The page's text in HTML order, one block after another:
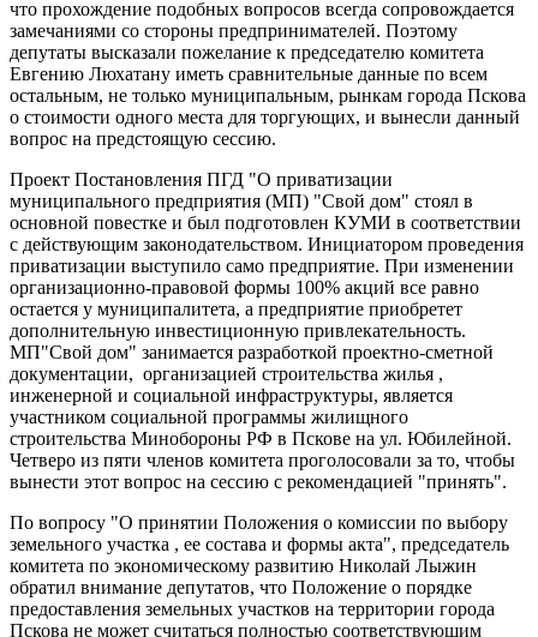
что прохождение подобных вопросов всегда сопровождается
замечаниями со стороны предпринимателей. Поэтому
депутаты высказали пожелание к председателю комитета
Евгению Люхатану иметь сравнительные данные по всем
остальным, не только муниципальным, рынкам города Пскова
о стоимости одного места для торгующих, и вынесли данный
вопрос на предстоящую сессию.
Проект Постановления ПГД "О приватизации
муниципального предприятия (МП) "Свой дом" стоял в
основной повестке и был подготовлен КУМИ в соответствии
с действующим законодательством. Инициатором проведения
приватизации выступило само предприятие. При изменении
организационно-правовой формы 100% акций все равно
остается у муниципалитета, а предприятие приобретет
дополнительную инвестиционную привлекательность.
МП"Свой дом" занимается разработкой проектно-сметной
документации, организацией строительства жилья ,
инженерной и социальной инфраструктуры, является
участником социальной программы жилищного
строительства Минобороны РФ в Пскове на ул. Юбилейной.
Четверо из пяти членов комитета проголосовали за то, чтобы
вынести этот вопрос на сессию с рекомендацией "принять".
По вопросу "О принятии Положения о комиссии по выбору
земельного участка , ее состава и формы акта", председатель
комитета по экономическому развитию Николай Лыжин
обратил внимание депутатов, что Положение о порядке
предоставления земельных участков на территории города
Пскова не может считаться полностью соответствующим